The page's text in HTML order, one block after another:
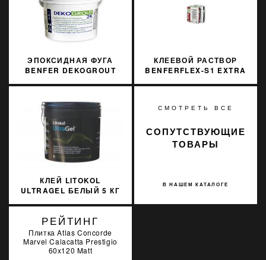
ЭПОКСИДНАЯ ФУГА
BENFER DEKOGROUT
КЛЕЕВОЙ РАСТВОР
BENFERFLEX-S1 EXTRA
КЛЕЙ LITOKOL
ULTRAGEL БЕЛЫЙ 5 КГ
СМОТРЕТЬ ВСЕ
В НАШЕМ КАТАЛОГЕ
СОПУТСТВУЮЩИЕ
ТОВАРЫ
РЕЙТИНГ
Плитка Atlas Concorde
Marvel Calacatta Prestigio
60x120 Matt